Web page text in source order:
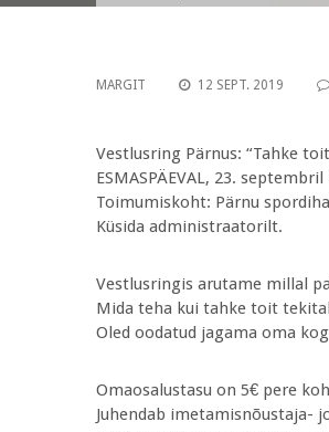
MARGIT 12 SEPT. 2019
Vestlusring Pärnus: “Tahke
ESMASPÄEVAL, 23.
Toimumiskoht: Pärnu
Küsida administraatorilt.
Vestlusringis arutame millal
Mida teha kui tahke toit
Oled oodatud jagama oma
Omaosalustasu on 5€ pere
Juhendab imetamisnõustaja-